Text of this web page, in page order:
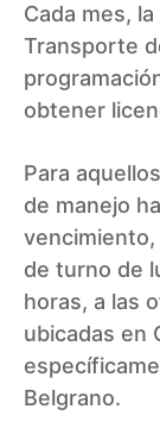
Cada mes,
Transporte
obtener
Para
de manejo
de turno de
horas, a las
ubicadas en
Belgrano.